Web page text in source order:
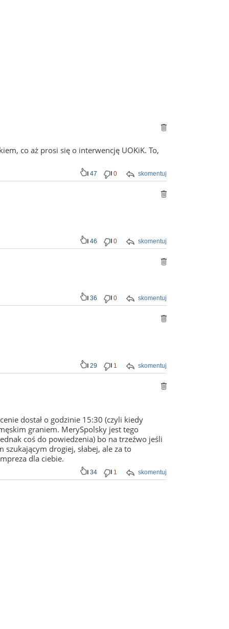
co aż prosi się o interwencję UOKiK. To,
skomentuj
47 0
skomentuj
46 0
skomentuj
36 0
skomentuj
29 1
dostał o godzinie 15:30 (czyli kiedy
graniem. MerySpolsky jest tego
coś do powiedzenia) bo na trzeźwo jeśli
szukającym drogiej, słabej, ale za to
dla ciebie.
skomentuj
34 1